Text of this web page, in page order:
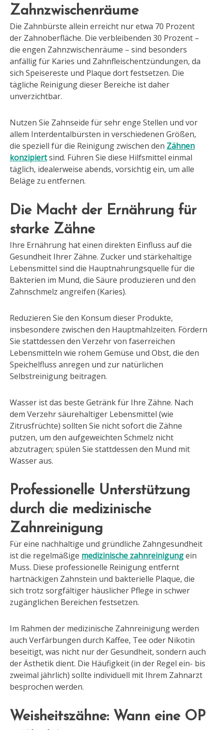
Zahnzwischenräume
Die Zahnbürste allein erreicht nur etwa 70 Prozent
der Zahnoberfläche. Die verbleibenden 30 Prozent –
die engen Zahnzwischenräume – sind besonders
anfällig für Karies und Zahnfleischentzündungen, da
sich Speisereste und Plaque dort festsetzen. Die
tägliche Reinigung dieser Bereiche ist daher
unverzichtbar.
Nutzen Sie Zahnseide für sehr enge Stellen und vor
allem Interdentalbürsten in verschiedenen Größen,
die speziell für die Reinigung zwischen den Zähnen
konzipiertsind. Führen Sie diese Hilfsmittel einmal
täglich, idealerweise abends, vorsichtig ein, um alle
Beläge zu entfernen.
Die Macht der Ernährung für
starke Zähne
Ihre Ernährung hat einen direkten Einfluss auf die
Gesundheit Ihrer Zähne. Zucker und stärkehaltige
Lebensmittel sind die Hauptnahrungsquelle für die
Bakterien im Mund, die Säure produzieren und den
Zahnschmelz angreifen (Karies).
Reduzieren Sie den Konsum dieser Produkte,
insbesondere zwischen den Hauptmahlzeiten. Fördern
Sie stattdessen den Verzehr von faserreichen
Lebensmitteln wie rohem Gemüse und Obst, die den
Speichelfluss anregen und zur natürlichen
Selbstreinigung beitragen.
Wasser ist das beste Getränk für Ihre Zähne. Nach
dem Verzehr säurehaltiger Lebensmittel (wie
Zitrusfrüchte) sollten Sie nicht sofort die Zähne
putzen, um den aufgeweichten Schmelz nicht
abzutragen; spülen Sie stattdessen den Mund mit
Wasser aus.
Professionelle Unterstützung
durch die medizinische
Zahnreinigung
Für eine nachhaltige und gründliche Zahngesundheit
ist die regelmäßige medizinische zahnreinigungein
Muss. Diese professionelle Reinigung entfernt
hartnäckigen Zahnstein und bakterielle Plaque, die
sich trotz sorgfältiger häuslicher Pflege in schwer
zugänglichen Bereichen festsetzen.
Im Rahmen der medizinische Zahnreinigung werden
auch Verfärbungen durch Kaffee, Tee oder Nikotin
beseitigt, was nicht nur der Gesundheit, sondern auch
der Ästhetik dient. Die Häufigkeit (in der Regel ein- bis
zweimal jährlich) sollte individuell mit Ihrem Zahnarzt
besprochen werden.
Weisheitszähne: Wann eine OP